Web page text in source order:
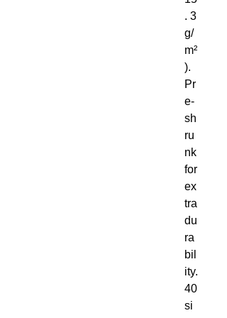
. 3
g/
m²
).
Pr
e-
sh
ru
nk
for
ex
tra
du
ra
bil
ity.
40
si